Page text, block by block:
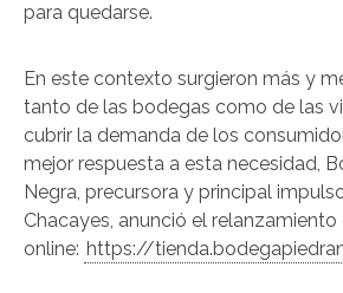
para quedarse.
En este contexto surgieron más y
tanto de las bodegas como de las
cubrir la demanda de los
mejor respuesta a esta necesidad,
Negra, precursora y principal
Chacayes, anunció el
online: https://